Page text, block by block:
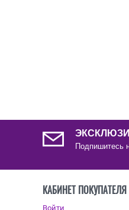
Подпишитесь
КАБИНЕТ ПОКУПАТЕЛЯ
Войти